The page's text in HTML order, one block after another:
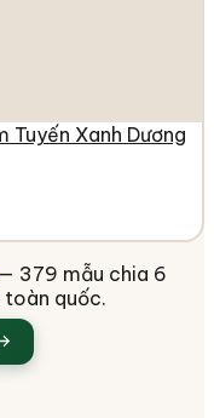
Xanh Dương
— 379 mẫu chia 6
toàn quốc.